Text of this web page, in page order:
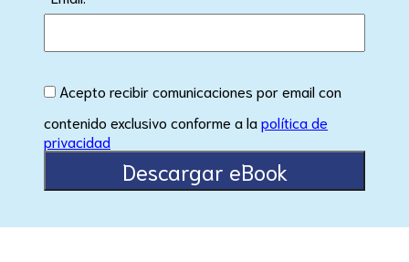
Acepto recibir comunicaciones por email con
contenido exclusivo conforme a lapolítica de
privacidad